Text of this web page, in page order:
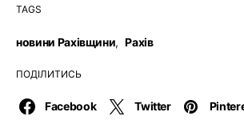
TAGS
новини Рахівщини, Рахів
ПОДІЛИТИСЬ
Facebook Twitter